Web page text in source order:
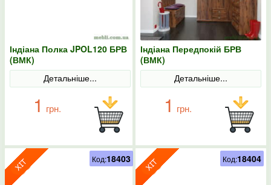
Індіана Полка JPOL120 БРВ
(ВМК)
Детальніше...
1 грн.
Індіана Передпокій БРВ
(ВМК)
Детальніше...
1 грн.
Код:18403 Код:18404